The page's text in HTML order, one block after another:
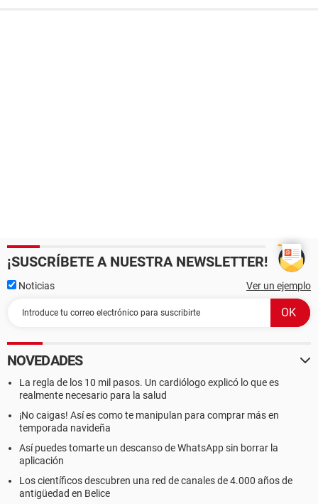
¡SUSCRÍBETE A NUESTRA NEWSLETTER!
Noticias Ver un ejemplo
NOVEDADES
La regla de los 10 mil pasos. Un cardiólogo explicó lo que es
realmente necesario para la salud
¡No caigas! Así es como te manipulan para comprar más en
temporada navideña
Así puedes tomarte un descanso de WhatsApp sin borrar la
aplicación
Los científicos descubren una red de canales de 4.000 años de
antigüedad en Belice